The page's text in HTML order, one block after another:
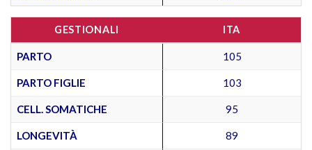
GESTIONALI ITA
PARTO 105
PARTO FIGLIE 103
CELL. SOMATICHE 95
LONGEVITÀ 89